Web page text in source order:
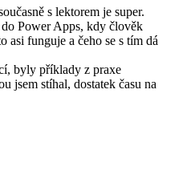
s lektorem je super.
Power Apps, kdy člověk
asi funguje a čeho se s tím dá
byly příklady z praxe
jsem stíhal, dostatek času na